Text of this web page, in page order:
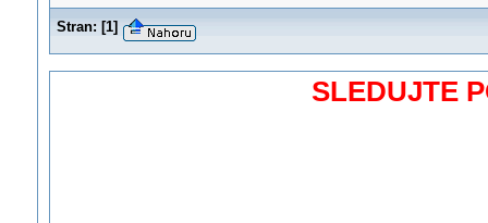
Stran: [1]
SLEDUJTE